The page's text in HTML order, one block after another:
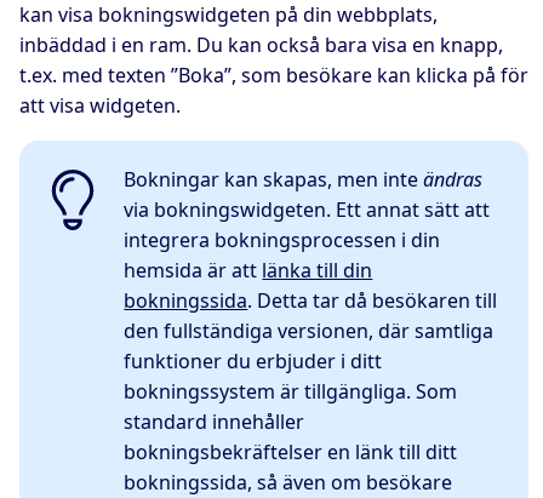
kan visa bokningswidgeten på din webbplats,
inbäddad i en ram. Du kan också bara visa en knapp,
t.ex. med texten ”Boka”, som besökare kan klicka på för
att visa widgeten.
Bokningar kan skapas, men inteändras
via bokningswidgeten. Ett annat sätt att
integrera bokningsprocessen i din
hemsida är att länka till din
bokningssida. Detta tar då besökaren till
den fullständiga versionen, där samtliga
funktioner du erbjuder i ditt
bokningssystem är tillgängliga. Som
standard innehåller
bokningsbekräftelser en länk till ditt
bokningssida, så även om besökare